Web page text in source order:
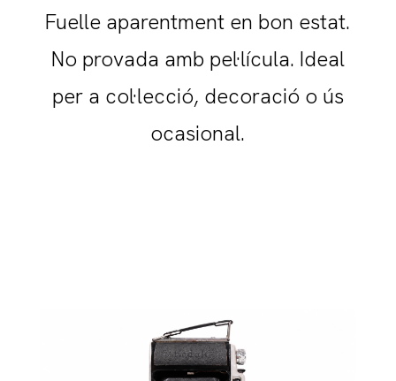
Fuelle aparentment en bon estat.
No provada amb pel·lícula. Ideal
per a col·lecció, decoració o ús
ocasional.